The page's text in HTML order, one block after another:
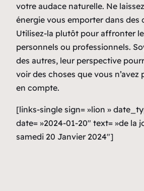
votre audace naturelle. Ne
énergie vous emporter dans des
Utilisez-la plutôt pour affronter
personnels ou professionnels.
des autres, leur perspective
voir des choses que vous n’avez
en compte.
[links-single sign= »lion »
date= »2024-01-20″ text= »de la
samedi 20 Janvier 2024″]